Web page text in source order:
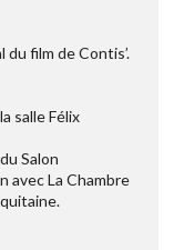
du film de Contis’.
salle Félix
Salon
avec La Chambre